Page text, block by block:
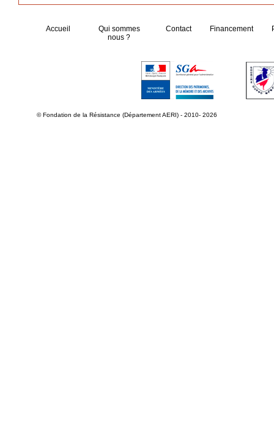
Accueil
Qui sommes
nous ?
Contact Financement
© Fondation de la Résistance (Département AERI) - 2010- 2026